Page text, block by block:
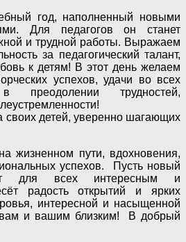
год, наполненный новыми
Для педагогов он станет
и трудной работы. Выражаем
за педагогический талант,
к детям! В этот день желаем
успехов, удачи во всех
преодолении трудностей,
своих детей, уверенно шагающих
жизненном пути, вдохновения,
успехов. Пусть новый
для всех интересным и
радость открытий и ярких
интересной и насыщенной
и вашим близким! В добрый